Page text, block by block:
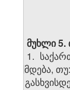
მუხლი 5.
1.
უქმდება, თუ:
ა)